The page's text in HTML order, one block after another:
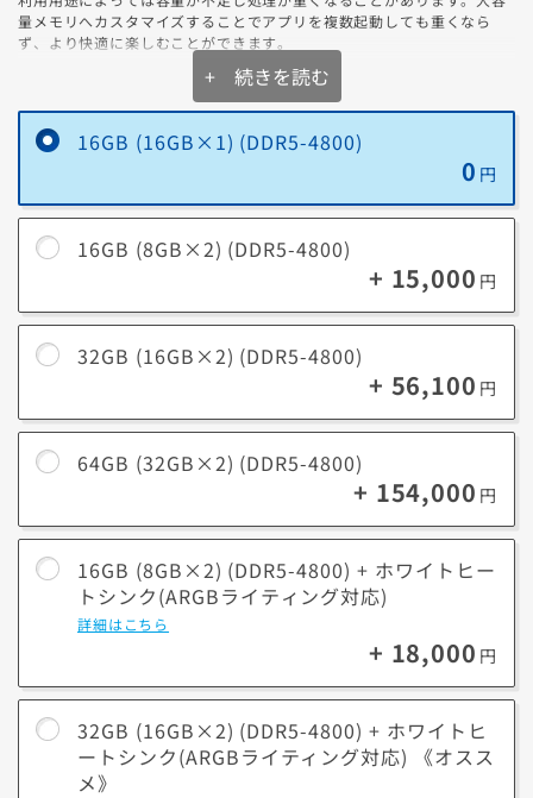
Cybenetics 変換効率（ETA）のランク
GOLD PLATINUM
スタンダード++ A- A
量メモリへカスタマイズすることでアプリを複数起動しても重くなら
ず、より快適に楽しむことができます。
メモリ容量の選び方
16GB
一般的なゲームやビジネスソフト（Excel/Wordなど）を
同時使用する場合にオススメ。
最新ゲームを高設定でプレイしたり、クリエイティブ系の
ソフト（3DCG制作、4K動画編集、写真編集など）を扱う
64GB
4K以上の動画編集、複雑な3Dモデリング、大規模なゲー
ム開発などのプロフェッショナルな作業にオススメ。
128GB
の開発など、極めて大容量のメモリが必要なタスクに最
適。
+ 続きを読む
16GB (16GB×1) (DDR5-4800)
0 円
16GB (8GB×2) (DDR5-4800)
+ 15,000 円
32GB (16GB×2) (DDR5-4800)
+ 56,100 円
64GB (32GB×2) (DDR5-4800)
+ 154,000 円
16GB (8GB×2) (DDR5-4800) + ホワイトヒー
トシンク(ARGBライティング対応)
詳細はこちら
+ 18,000 円
32GB (16GB×2) (DDR5-4800) + ホワイトヒ
ートシンク(ARGBライティング対応) 《オスス
メ》